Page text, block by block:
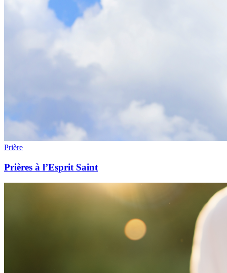
Prière
Prières à l’Esprit Saint